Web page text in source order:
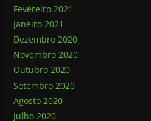
Fevereiro 2021
Janeiro 2021
Dezembro 2020
Novembro 2020
Outubro 2020
Setembro 2020
Agosto 2020
Julho 2020